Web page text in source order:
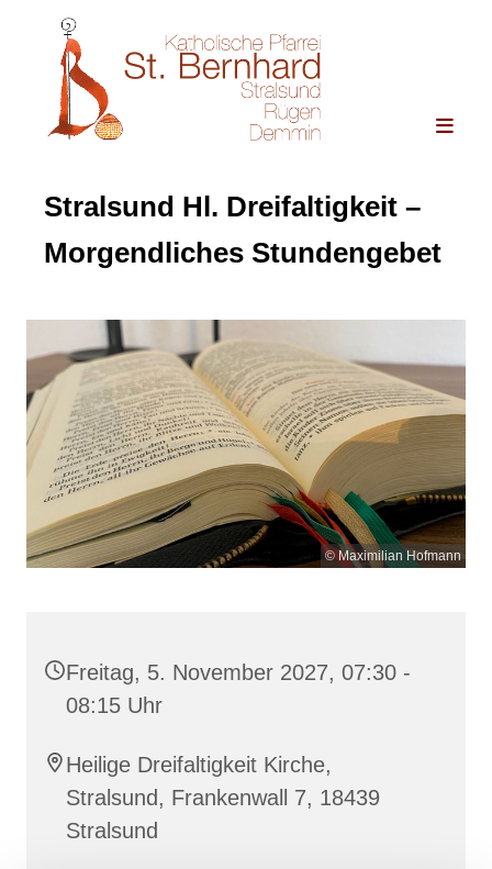
Stralsund Hl. Dreifaltigkeit –
Morgendliches Stundengebet
© Maximilian Hofmann
Freitag, 5. November 2027, 07:30 -
08:15 Uhr
Heilige Dreifaltigkeit Kirche,
Stralsund, Frankenwall 7, 18439
Stralsund